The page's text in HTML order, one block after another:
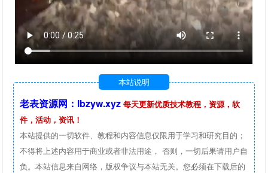
本站说明
老表资源网：lbzyw.xyz 每天更新优质技术教程，资源，软
件，活动，资讯！
本站提供的一切软件、教程和内容信息仅限用于学习和研究目的；
不得将上述内容用于商业或者非法用途， 否则，一切后果请用户自
负。本站信息来自网络，版权争议与本站无关。您必须在下载后的